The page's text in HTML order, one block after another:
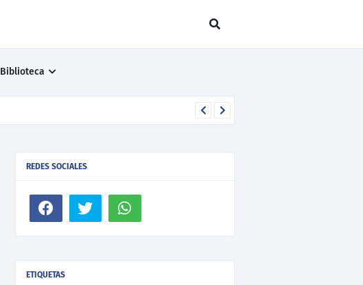
Biblioteca
REDES SOCIALES
ETIQUETAS